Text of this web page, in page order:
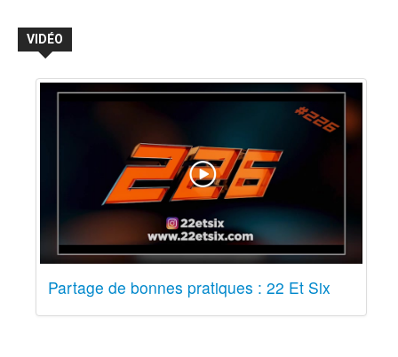
VIDÉO
Partage de bonnes pratiques : 22 Et Six